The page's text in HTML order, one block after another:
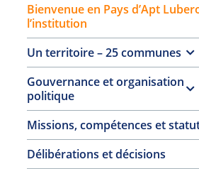
Bienvenue en Pays d’Apt
l’institution
Un territoire – 25 communes
Gouvernance et organisation
politique
Missions, compétences et
Délibérations et décisions